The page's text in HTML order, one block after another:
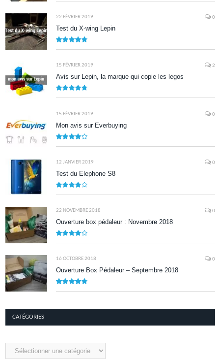
22 FÉVRIER 2019 0
Test du X-wing Lepin
15 FÉVRIER 2019 2
Avis sur Lepin, la marque qui copie les legos
15 FÉVRIER 2019 0
Mon avis sur Everbuying
12 JANVIER 2019 0
Test du Elephone S8
22 NOVEMBRE 2018 0
Ouverture box pédaleur : Novembre 2018
16 OCTOBRE 2018 0
Ouverture Box Pédaleur – Septembre 2018
CATÉGORIES
Catégories